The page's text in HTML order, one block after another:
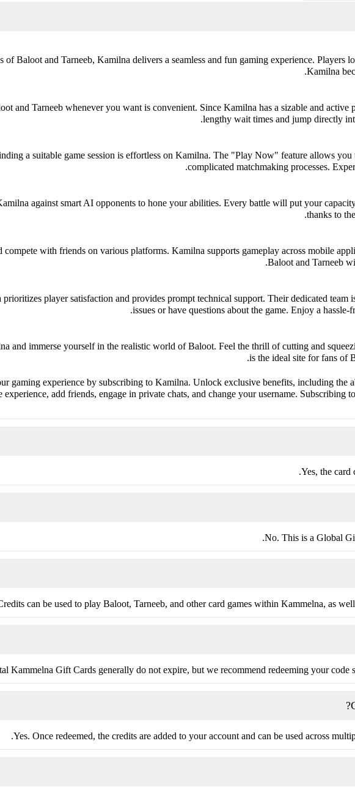
of Baloot and Tarneeb, Kamilna delivers a seamless and fun gaming experience.
Kamilna
and Tarneeb whenever you want is convenient. Since Kamilna has a sizable and
lengthy wait times and jump directly
a suitable game session is effortless on Kamilna. The "Play Now" feature allows
complicated matchmaking processes.
against smart AI opponents to hone your abilities. Every battle will put your
thanks to
compete with friends on various platforms. Kamilna supports gameplay across mobile
Baloot and Tarneeb
player satisfaction and provides prompt technical support. Their dedicated team
issues or have questions about the game. Enjoy a
and immerse yourself in the realistic world of Baloot. Feel the thrill of cutting and
is the ideal site for fans of
gaming experience by subscribing to Kamilna. Unlock exclusive benefits, including the
experience, add friends, engage in private chats, and change your username. Subscribing
Yes, the card
No. This is a Global
can be used to play Baloot, Tarneeb, and other card games within Kammelna, as
Kammelna Gift Cards generally do not expire, but we recommend redeeming your code
Yes. Once redeemed, the credits are added to your account and can be used across